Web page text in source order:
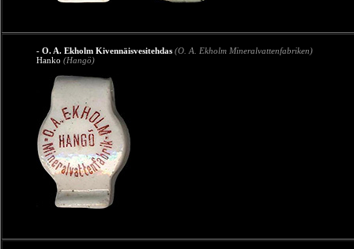
- O. A. Ekholm Kivennäisvesitehdas (O. A. Ekholm Mineralvattenfabriken)
Hanko (Hangö)